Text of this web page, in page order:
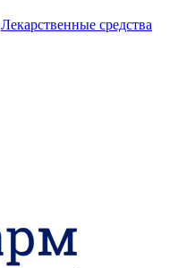
Лекарственные средства